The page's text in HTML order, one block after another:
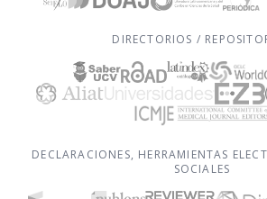
DIRECTORIOS /
DECLARACIONES, HERRAMIENTAS
SOCIALES